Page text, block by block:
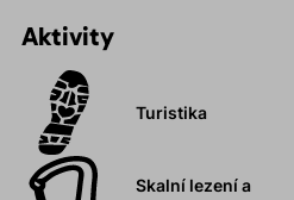
Aktivity
Turistika
Skalní lezení a